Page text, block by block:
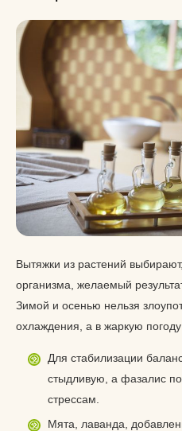
Вытяжки из растений
организма, желаемый
Зимой и осенью нельзя
охлаждения, а в жаркую
Для стабилизации
стыдливую, а фазалис
стрессам.
Мята, лаванда,